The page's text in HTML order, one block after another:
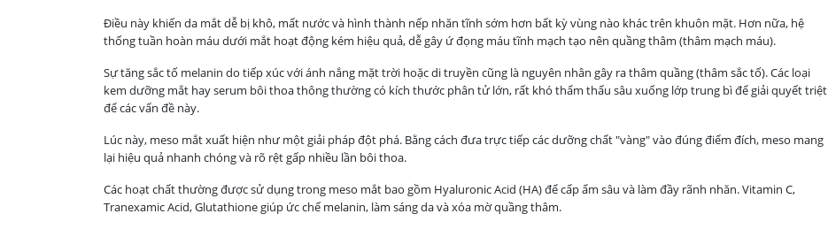
Điều này khiến da mắt dễ bị khô, mất nước và hình thành nếp nhăn tĩnh sớm hơn bất kỳ vùng nào khác trên khuôn mặt. Hơn nữa, hệ
thống tuần hoàn máu dưới mắt hoạt động kém hiệu quả, dễ gây ứ đọng máu tĩnh mạch tạo nên quầng thâm (thâm mạch máu).
Sự tăng sắc tố melanin do tiếp xúc với ánh nắng mặt trời hoặc di truyền cũng là nguyên nhân gây ra thâm quầng (thâm sắc tố). Các loại
kem dưỡng mắt hay serum bôi thoa thông thường có kích thước phân tử lớn, rất khó thẩm thấu sâu xuống lớp trung bì để giải quyết triệt
để các vấn đề này.
Lúc này, meso mắt xuất hiện như một giải pháp đột phá. Bằng cách đưa trực tiếp các dưỡng chất "vàng" vào đúng điểm đích, meso mang
lại hiệu quả nhanh chóng và rõ rệt gấp nhiều lần bôi thoa.
Các hoạt chất thường được sử dụng trong meso mắt bao gồm Hyaluronic Acid (HA) để cấp ẩm sâu và làm đầy rãnh nhăn. Vitamin C,
Tranexamic Acid, Glutathione giúp ức chế melanin, làm sáng da và xóa mờ quầng thâm.